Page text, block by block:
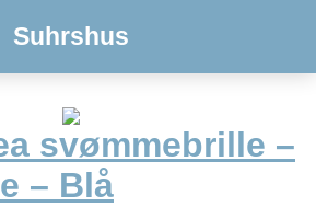
Suhrshus
svømmebrille –
– Blå